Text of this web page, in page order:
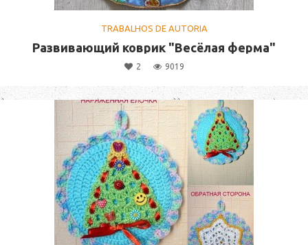
TRABALHOS DE AUTORIA
Развивающий коврик "Весёлая ферма"
2 9019